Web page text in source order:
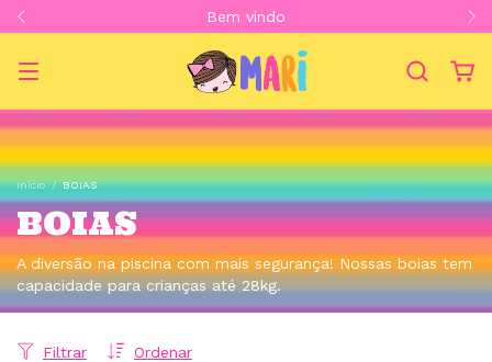
Bem vindo
Início / BOIAS
BOIAS
A diversão na piscina com mais segurança! Nossas boias tem
capacidade para crianças até 28kg.
Ordenar
Filtrar